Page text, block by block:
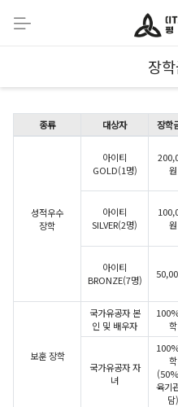
장
종류 대상자 장학
성적우수
장학
아이티
GOLD(1명)
원
아이티
SILVER(2명)
원
아이티
BRONZE(7명)
보훈 장학
국가유공자 본
인 및 배우자
학
국가유공자 자
녀
학
육기
담)